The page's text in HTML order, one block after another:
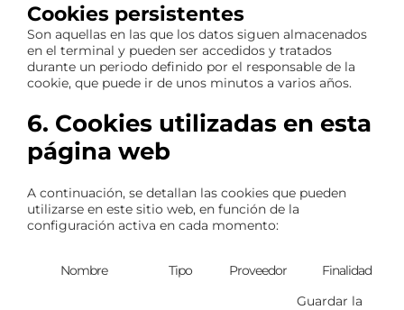
Cookies persistentes
Son aquellas en las que los datos siguen almacenados
en el terminal y pueden ser accedidos y tratados
durante un periodo definido por el responsable de la
cookie, que puede ir de unos minutos a varios años.
6. Cookies utilizadas en esta
página web
A continuación, se detallan las cookies que pueden
utilizarse en este sitio web, en función de la
configuración activa en cada momento:
Nombre Tipo Proveedor Finalidad
Guardar la